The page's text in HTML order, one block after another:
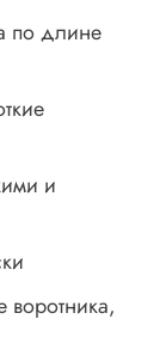
по длине
и
воротника,